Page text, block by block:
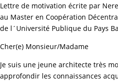
Lettre de motivation écrite par
au Master en Coopération
de l´Université Publique du Pays
Cher(e) Monsieur/Madame
Je suis une jeune architecte très
approfondir les connaissances